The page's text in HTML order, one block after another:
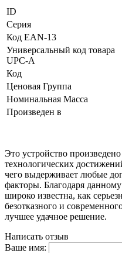
ID
Серия
Код EAN-13
Универсальный код товара
UPC-A
Код
Ценовая Группа
Номинальная Масса
Произведен в
Это устройство
технологических
чего выдерживает любые
факторы. Благодаря
широко известна, как
безотказного и
лучшее удачное решение.
Написать отзыв
Ваше имя: